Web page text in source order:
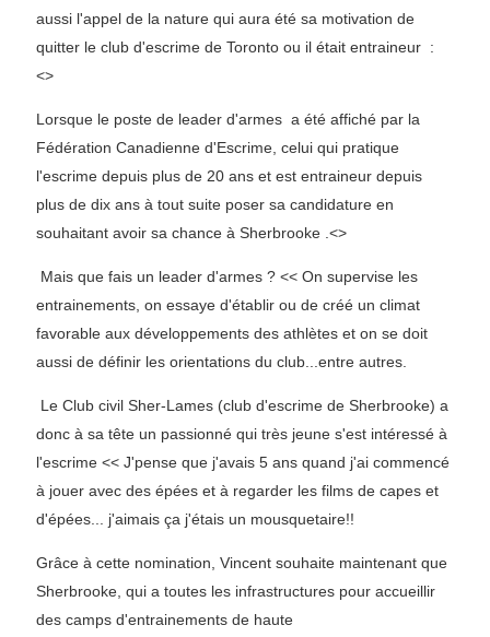
aussi l'appel de la nature qui aura été sa motivation de
quitter le club d'escrime de Toronto ou il était entraineur :
<>
Lorsque le poste de leader d'armes a été affiché par la
Fédération Canadienne d'Escrime, celui qui pratique
l'escrime depuis plus de 20 ans et est entraineur depuis
plus de dix ans à tout suite poser sa candidature en
souhaitant avoir sa chance à Sherbrooke .<>
Mais que fais un leader d'armes ? << On supervise les
entrainements, on essaye d'établir ou de créé un climat
favorable aux développements des athlètes et on se doit
aussi de définir les orientations du club...entre autres.
Le Club civil Sher-Lames (club d'escrime de Sherbrooke) a
donc à sa tête un passionné qui très jeune s'est intéressé à
l'escrime << J'pense que j'avais 5 ans quand j'ai commencé
à jouer avec des épées et à regarder les films de capes et
d'épées... j'aimais ça j'étais un mousquetaire!!
Grâce à cette nomination, Vincent souhaite maintenant que
Sherbrooke, qui a toutes les infrastructures pour accueillir
des camps d'entrainements de haute